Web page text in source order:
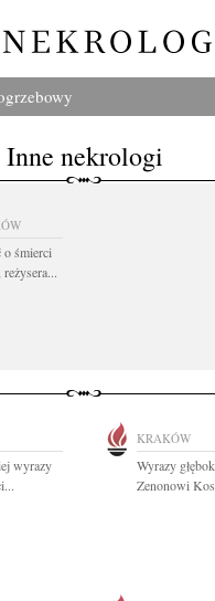
Inne nekrologi
o śmierci
wyrazy
KRAKÓW
Wyrazy
Zenonowi